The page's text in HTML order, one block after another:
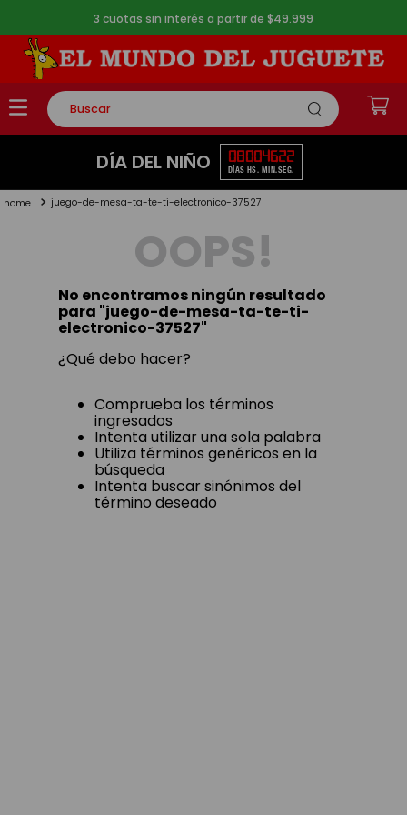
3 cuotas sin interés a partir de $49.999
Buscar
TÉRMINOS MÁS BUSCADOS
2.
lego
toy story
DÍA DEL NIÑO 08
DÍAS
00
HS.
46
MIN.
22
SEG.
juego-de-mesa-ta-te-ti-electronico-37527
OOPS!
No encontramos ningún resultado
para "juego-de-mesa-ta-te-ti-
electronico-37527"
¿Qué debo hacer?
Comprueba los términos
ingresados
Intenta utilizar una sola palabra
Utiliza términos genéricos en la
búsqueda
Intenta buscar sinónimos del
término deseado